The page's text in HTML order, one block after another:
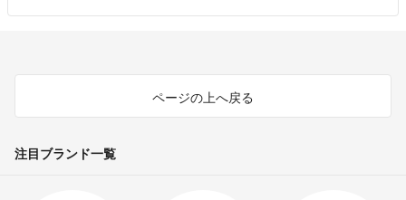
ページの上へ戻る
注目ブランド一覧